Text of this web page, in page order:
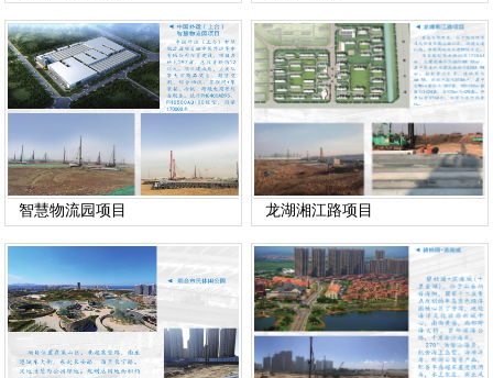
智慧物流园项目 龙湖湘江路项目